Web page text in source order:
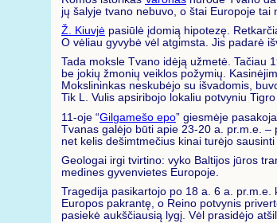
jų šalyje tvano nebuvo, o štai Europoje tai
Ž. Kiuvjė pasiūlė įdomią hipotezę.
O vėliau gyvybė vėl atgimsta. Jis padarė
Tada moksle Tvano idėją užmetė. Tačiau
be jokių žmonių veiklos požymių.
Mokslininkas neskubėjo su išvadomis,
Tik L. Vulis apsiribojo lokaliu potvyniu
11-oje “Gilgamešo epo” giesmėje
Tvanas galėjo būti apie 23-20 a. pr.m.e.
net kelis dešimtmečius kinai turėjo sausinti
Geologai irgi tvirtino: vyko Baltijos jūros
medines gyvenvietes Europoje.
Tragedija pasikartojo po 18 a. 6 a.
Europos pakrantę, o Reino potvynis
pasiekė aukščiausią lygį. Vėl prasidėjo